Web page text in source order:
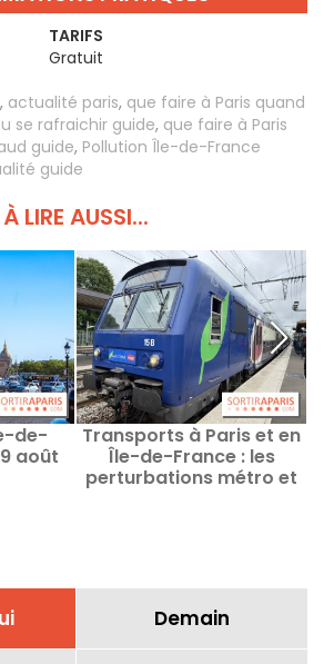
TARIFS
Gratuit
, actualité paris, que faire à Paris quand
se rafraichir guide, que faire à Paris
guide, Pollution Île-de-France
guide
À LIRE AUSSI...
de-
août
Transports à Paris et en
Île-de-France : les
perturbations métro et
Demain